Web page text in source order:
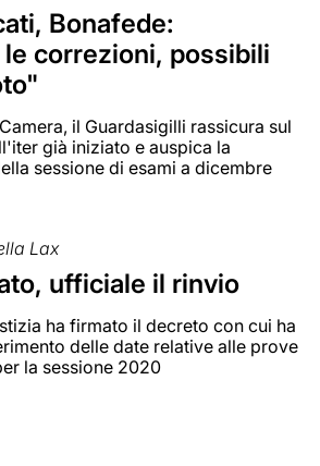
Bonafede:
correzioni, possibili
il Guardasigilli rassicura sul
già iniziato e auspica la
sessione di esami a dicembre
Lax
ufficiale il rinvio
ha firmato il decreto con cui ha
delle date relative alle prove
la sessione 2020